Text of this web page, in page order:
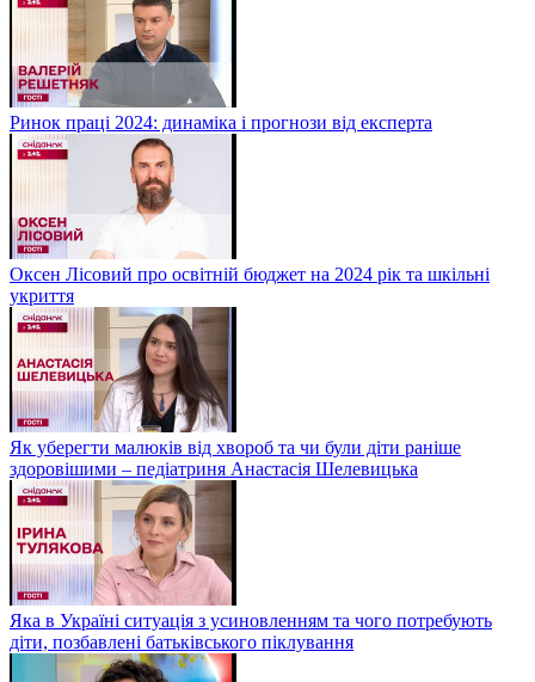
Ринок праці 2024: динаміка і прогнози від експерта
Оксен Лісовий про освітній бюджет на 2024 рік та шкільні
укриття
Як уберегти малюків від хвороб та чи були діти раніше
здоровішими – педіатриня Анастасія Шелевицька
Яка в Україні ситуація з усиновленням та чого потребують
діти, позбавлені батьківського піклування